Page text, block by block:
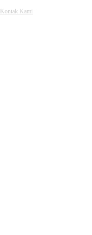
Kontak Kami